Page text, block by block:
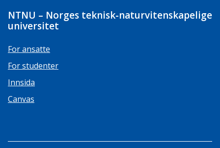
NTNU – Norges teknisk-naturvitenskapelige
universitet
For ansatte
For studenter
Innsida
Canvas